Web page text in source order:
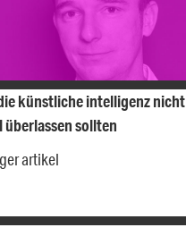
künstliche intelligenz nicht
sollten
artikel